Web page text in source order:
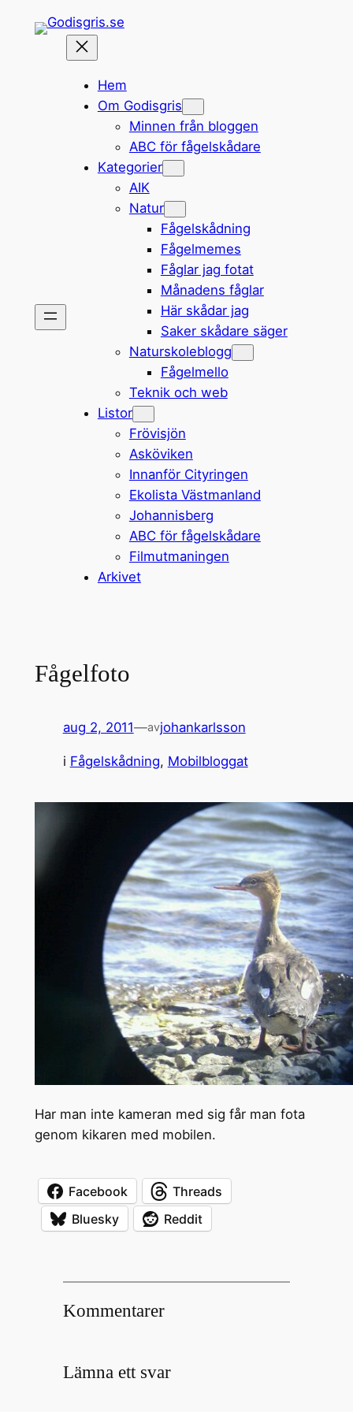
Hem
Om Godisgris
Minnen från bloggen
ABC för fågelskådare
Kategorier
AIK
Natur
Fågelskådning
Fågelmemes
Fåglar jag fotat
Månadens fåglar
Här skådar jag
Saker skådare säger
Naturskoleblogg
Fågelmello
Teknik och web
Listor
Frövisjön
Asköviken
Innanför Cityringen
Ekolista Västmanland
Johannisberg
ABC för fågelskådare
Filmutmaningen
Arkivet
Fågelfoto
aug 2, 2011—avjohankarlsson
i Fågelskådning, Mobilbloggat
Har man inte kameran med sig får man fota
genom kikaren med mobilen.
Facebook
Threads
Bluesky
Reddit
Kommentarer
Lämna ett svar